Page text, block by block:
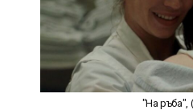
"На ръба",